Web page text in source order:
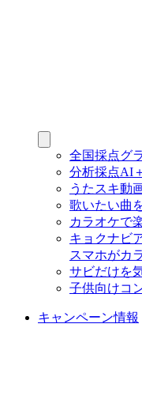
全国採点グ
分析採点AI
うたスキ動
歌いたい曲
カラオケで
キョクナビ
スマホがカ
サビだけを
子供向けコ
キャンペーン情報